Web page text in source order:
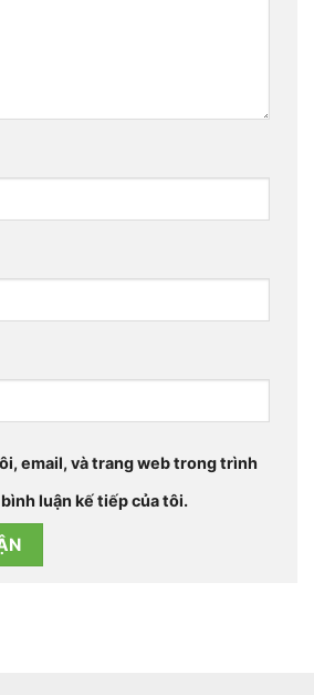
email, và trang web trong trình
luận kế tiếp của tôi.